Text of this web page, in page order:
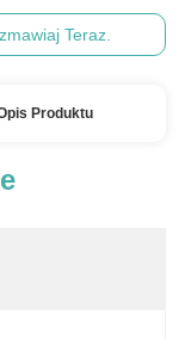
Teraz.
Produktu